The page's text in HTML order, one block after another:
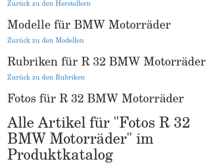
Zurück zu den Herstellern
Modelle für BMW Motorräder
Zurück zu den Modellen
Rubriken für R 32 BMW Motorräder
Zurück zu den Rubriken
Fotos für R 32 BMW Motorräder
Alle Artikel für "Fotos R 32
BMW Motorräder" im
Produktkatalog